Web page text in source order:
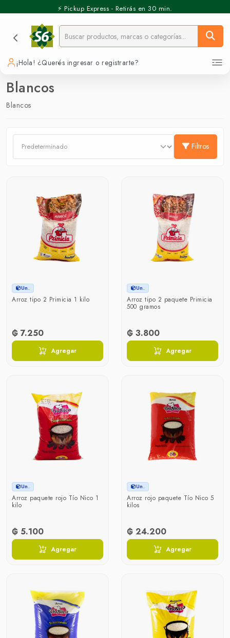
⚡️ Pickup Express - Retirás en 30 min.
¡Hola! ¿Querés ingresar o registrarte?
Blancos
Blancos
Filtros
Un.
Arroz tipo 2 Primicia 1 kilo
₲ 7.250
Agregar
Un.
Arroz tipo 2 paquete Primicia
500 gramos
₲ 3.800
Agregar
Un.
Arroz paquete rojo Tío Nico 1
kilo
₲ 5.100
Agregar
Un.
Arroz rojo paquete Tío Nico 5
kilos
₲ 24.200
Agregar